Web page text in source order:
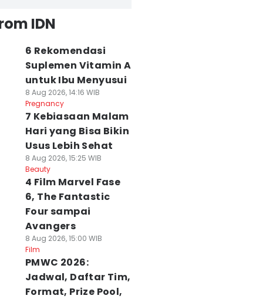
IDN
6 Rekomendasi
Suplemen Vitamin A
untuk Ibu Menyusui
8 Aug 2026, 14:16 WIB
Pregnancy
7 Kebiasaan Malam
Hari yang Bisa Bikin
Usus Lebih Sehat
8 Aug 2026, 15:25 WIB
Beauty
4 Film Marvel Fase
6, The Fantastic
Four sampai
Avangers
8 Aug 2026, 15:00 WIB
Film
PMWC 2026:
Jadwal, Daftar Tim,
Format, Prize Pool,